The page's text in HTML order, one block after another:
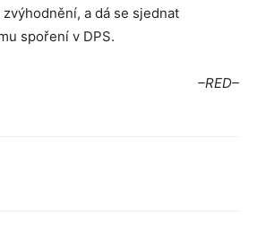
a dá se sjednat
spoření v DPS.
–RED–